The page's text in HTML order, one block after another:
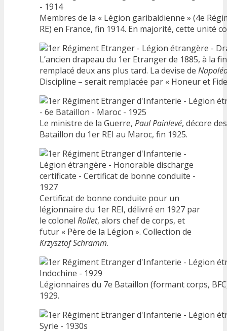
Membres de la « Légion garibaldienne » (4e
RE) en France, fin 1914. En majorité, cette unité
L’ancien drapeau du 1er Etranger de 1885, à la
remplacé deux ans plus tard. La devise de
Discipline – serait remplacée par « Honeur et
Le ministre de la Guerre, Paul Painlevé, décore
Bataillon du 1er REI au Maroc, fin 1925.
Certificat de bonne conduite pour un
légionnaire du 1er REI, délivré en 1927 par
le colonel Rollet, alors chef de corps, et
futur « Père de la Légion ». Collection de
Krzysztof Schramm.
Légionnaires du 7e Bataillon (formant corps,
1929.